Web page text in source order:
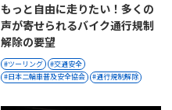
もっと自由に走りたい！多くの
声が寄せられるバイク通行規制
解除の要望
ツーリング
交通安全
日本二輪車普及安全協会
通行規制解除